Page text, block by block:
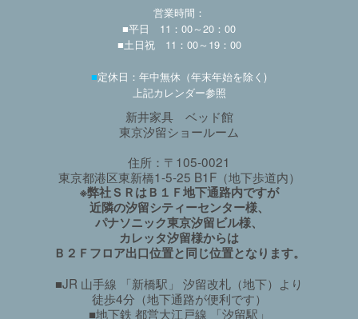
営業時間：
■平日 11：00～20：00
■土日祝 11：00～19：00
■定休日：年中無休（年末年始を除く)
上記カレンダー参照
新井家具 ベッド館
東京汐留ショールーム
住所：〒105-0021
東京都港区東新橋1-5-25 B1F（地下歩道内）
※弊社ＳＲはＢ１Ｆ地下通路内ですが
近隣の汐留シティーセンター様、
パナソニック東京汐留ビル様、
カレッタ汐留様からは
Ｂ２Ｆフロア出口位置と同じ位置となります。
■JR 山手線 「新橋駅」 汐留改札（地下）より
徒歩4分（地下通路が便利です）
■地下鉄 都営大江戸線 「汐留駅」